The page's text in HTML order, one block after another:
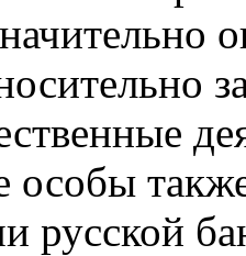
особы
русской